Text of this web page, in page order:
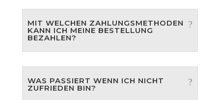
MIT WELCHEN ZAHLUNGSMETHODEN
KANN ICH MEINE BESTELLUNG
BEZAHLEN?
WAS PASSIERT WENN ICH NICHT
ZUFRIEDEN BIN?